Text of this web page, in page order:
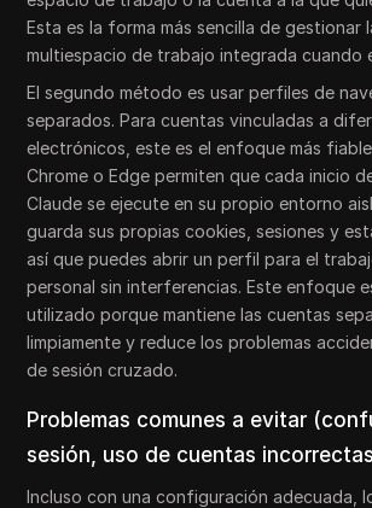
Esta es la forma más sencilla de gestionar
multiespacio de trabajo integrada cuando
El segundo método es usar perfiles de
separados. Para cuentas vinculadas a
electrónicos, este es el enfoque más
Chrome o Edge permiten que cada inicio
Claude se ejecute en su propio entorno
guarda sus propias cookies, sesiones y
así que puedes abrir un perfil para el
personal sin interferencias. Este enfoque
utilizado porque mantiene las cuentas
limpiamente y reduce los problemas
de sesión cruzado.
Problemas comunes a evitar
sesión, uso de cuentas
Incluso con una configuración adecuada,